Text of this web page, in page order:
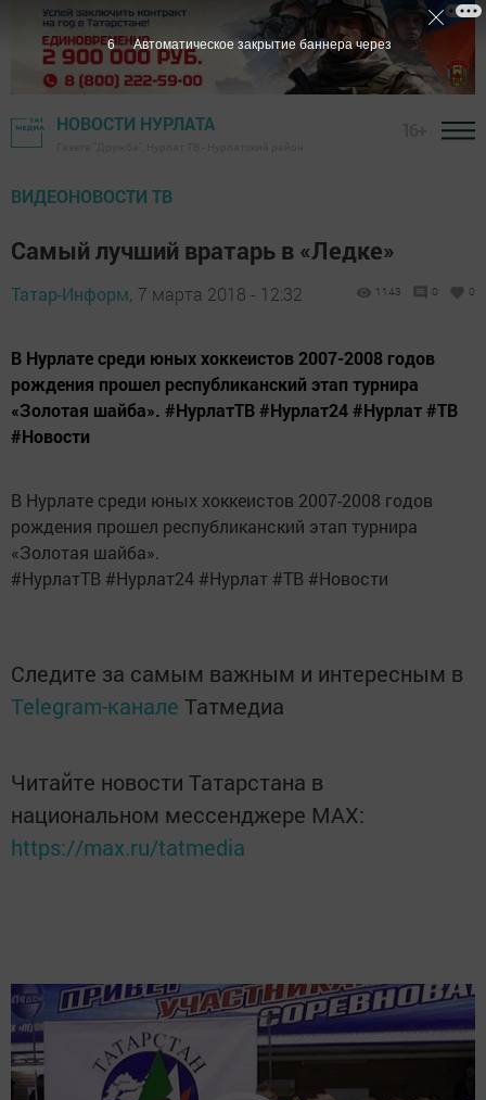
НОВОСТИ НУРЛАТА
ВИДЕОНОВОСТИ ТВ
Самый лучший вратарь в «Ледке»
Татар-Информ, 7 марта 2018 - 12:32 1143 0 0
В Нурлате среди юных хоккеистов 2007-2008 годов
рождения прошел республиканский этап турнира
«Золотая шайба». #НурлатТВ #Нурлат24 #Нурлат #ТВ
#Новости
В Нурлате среди юных хоккеистов 2007-2008 годов
рождения прошел республиканский этап турнира
«Золотая шайба».
#НурлатТВ #Нурлат24 #Нурлат #ТВ #Новости
Следите за самым важным и интересным в
Telegram-канале Татмедиа
Читайте новости Татарстана в
национальном мессенджере MАХ:
https://max.ru/tatmedia
5 Автоматическое закрытие баннера через